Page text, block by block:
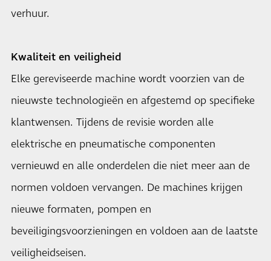
verhuur.
Kwaliteit en veiligheid
Elke gereviseerde machine wordt voorzien van de
nieuwste technologieën en afgestemd op specifieke
klantwensen. Tijdens de revisie worden alle
elektrische en pneumatische componenten
vernieuwd en alle onderdelen die niet meer aan de
normen voldoen vervangen. De machines krijgen
nieuwe formaten, pompen en
beveiligingsvoorzieningen en voldoen aan de laatste
veiligheidseisen.